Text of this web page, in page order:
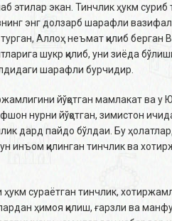
этилар экан. Тинчлик ҳукм суриб
энг долзарб шарафли
Аллоҳ неъмат қилиб берган
шукр қилиб, уни зиёда
шарафли бурчидир.
йўқотган мамлакат ва у
нурни йўқотган, зимистон
дард пайдо бўлдаи. Бу
инъом қилинган тинчлик ва
сураётган тинчлик,
ҳимоя қилиш, ғарзли ва